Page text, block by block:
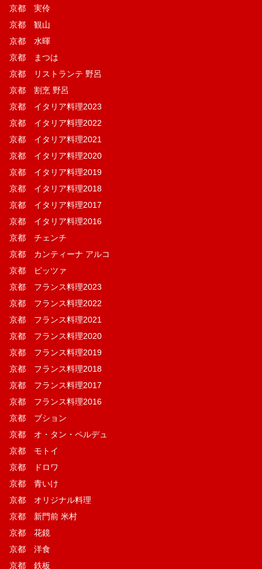
京都 実伶
京都 観山
京都 水暉
京都 まつは
京都 リストランテ 野呂
京都 割烹 野呂
京都 イタリア料理2023
京都 イタリア料理2022
京都 イタリア料理2021
京都 イタリア料理2020
京都 イタリア料理2019
京都 イタリア料理2018
京都 イタリア料理2017
京都 イタリア料理2016
京都 チェンチ
京都 カンティーナ アルコ
京都 ピッツァ
京都 フランス料理2023
京都 フランス料理2022
京都 フランス料理2021
京都 フランス料理2020
京都 フランス料理2019
京都 フランス料理2018
京都 フランス料理2017
京都 フランス料理2016
京都 ブション
京都 オ・タン・ペルデュ
京都 モトイ
京都 ドロワ
京都 青いけ
京都 オリジナル料理
京都 新門前 米村
京都 花鏡
京都 洋食
京都 鉄板